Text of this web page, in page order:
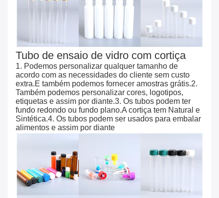
Tubo de ensaio de vidro com cortiça
1. Podemos personalizar qualquer tamanho de
acordo com as necessidades do cliente sem custo
extra.E também podemos fornecer amostras grátis.2.
Também podemos personalizar cores, logotipos,
etiquetas e assim por diante.3. Os tubos podem ter
fundo redondo ou fundo plano.A cortiça tem Natural e
Sintética.4. Os tubos podem ser usados ​​para embalar
alimentos e assim por diante